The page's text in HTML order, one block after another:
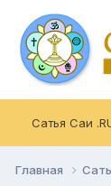
Сатья Саи
Главная